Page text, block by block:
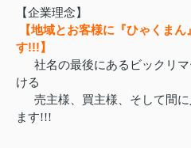
【企業理念】
【地域とお客様に『ひゃくま
す!!!】
社名の最後にあるビックリマ
ける
売主様、買主様、そして間に
ます!!!